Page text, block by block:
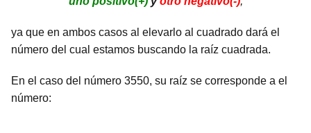
ya que en ambos casos al elevarlo al cuadrado dará el
número del cual estamos buscando la raíz cuadrada.
En el caso del número 3550, su raíz se corresponde a el
número: